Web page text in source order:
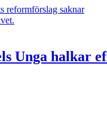
reformförslag saknar
Unga halkar